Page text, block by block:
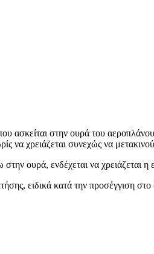
ασκείται στην ουρά του
να χρειάζεται συνεχώς να
ουρά, ενδέχεται να χρειάζεται
ειδικά κατά την προσέγγιση